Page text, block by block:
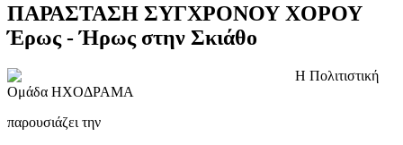
ΠΑΡΑΣΤΑΣΗ ΣΥΓΧΡΟΝΟΥ ΧΟΡΟΥ
Έρως - Ήρως στην Σκιάθο
Η Πολιτιστική
Ομάδα ΗΧΟΔΡΑΜΑ
παρουσιάζει την